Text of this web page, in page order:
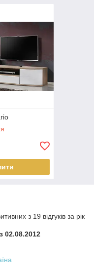
з 19 відгуків за рік
02.08.2012